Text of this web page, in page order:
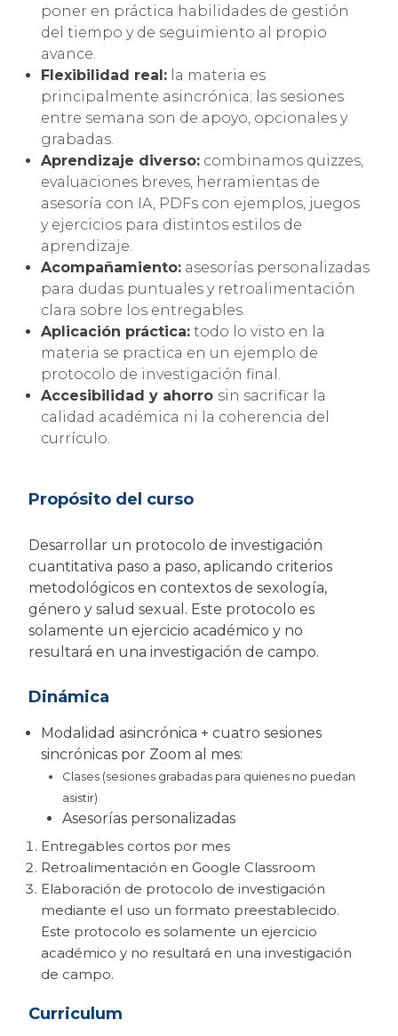
poner en práctica habilidades de gestión
del tiempo y de seguimiento al propio
avance.
Flexibilidad real:la materia es
principalmente asincrónica; las sesiones
entre semana son de apoyo, opcionales y
grabadas.
Aprendizaje diverso:combinamos quizzes,
evaluaciones breves, herramientas de
asesoría con IA, PDFs con ejemplos, juegos
y ejercicios para distintos estilos de
aprendizaje.
Acompañamiento:asesorías personalizadas
para dudas puntuales y retroalimentación
clara sobre los entregables.
Aplicación práctica:todo lo visto en la
materia se practica en un ejemplo de
protocolo de investigación final.
Accesibilidad y ahorro sin sacrificar la
calidad académica ni la coherencia del
currículo.
Propósito del curso
Desarrollar un protocolo de investigación
cuantitativa paso a paso, aplicando criterios
metodológicos en contextos de sexología,
género y salud sexual. Este protocolo es
solamente un ejercicio académico y no
resultará en una investigación de campo.
Dinámica
Modalidad asincrónica + cuatro sesiones
sincrónicas por Zoom al mes:
Clases (sesiones grabadas para quienes no puedan
asistir)
Asesorías personalizadas
Entregables cortos por mes
Retroalimentación en Google Classroom
Elaboración de protocolo de investigación
mediante el uso un formato preestablecido.
Este protocolo es solamente un ejercicio
académico y no resultará en una investigación
de campo.
Curriculum